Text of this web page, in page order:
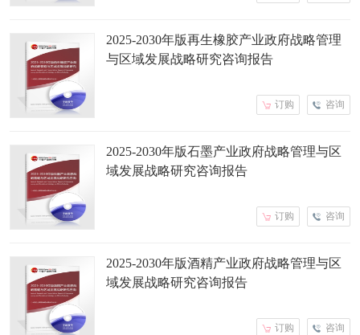
2025-2030年版再生橡胶产业政府战略管理
与区域发展战略研究咨询报告
咨询
订购
2025-2030年版石墨产业政府战略管理与区
域发展战略研究咨询报告
咨询
订购
2025-2030年版酒精产业政府战略管理与区
域发展战略研究咨询报告
咨询
订购